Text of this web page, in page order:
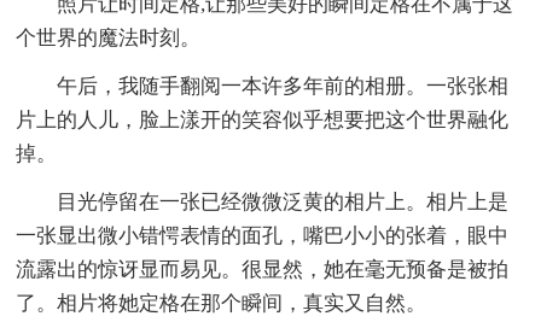
个世界的魔法时刻。
午后，我随手翻阅一本许多年前的相册。一张张相
片上的人儿，脸上漾开的笑容似乎想要把这个世界融化
掉。
目光停留在一张已经微微泛黄的相片上。相片上是
一张显出微小错愕表情的面孔，嘴巴小小的张着，眼中
流露出的惊讶显而易见。很显然，她在毫无预备是被拍
了。相片将她定格在那个瞬间，真实又自然。